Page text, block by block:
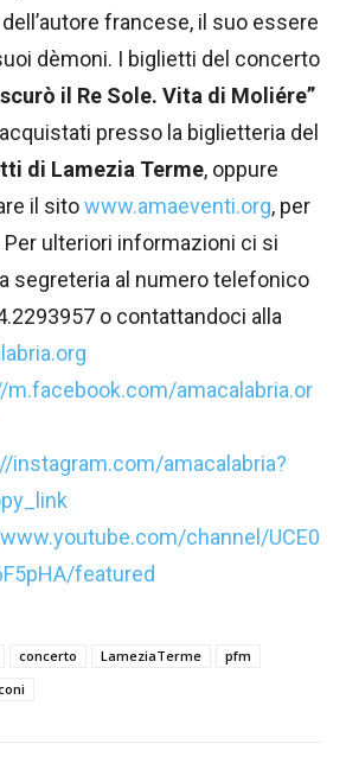
francese, il suo essere
dèmoni. I biglietti del concerto
il Re Sole. Vita di Moliére”
presso la biglietteria del
di Lamezia Terme, oppure
il sitowww.amaeventi.org, per
Per ulteriori informazioni ci si
segreteria al numero telefonico
o contattandoci alla
m.facebook.com/amacalabria.or
instagram.com/amacalabria?
channel/UCE0
featured
concerto LameziaTerme
pfm